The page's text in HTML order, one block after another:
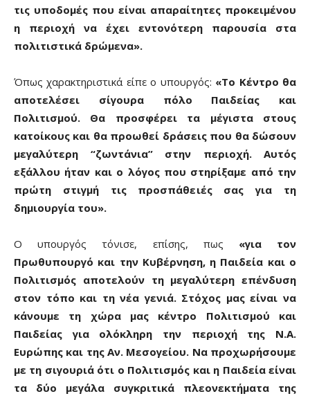
τις υποδομές που είναι απαραίτητες προκειμένου
η περιοχή να έχει εντονότερη παρουσία στα
πολιτιστικά δρώμενα».
Όπως χαρακτηριστικά είπε ο υπουργός: «Το Κέντρο θα
αποτελέσει σίγουρα πόλο Παιδείας και
Πολιτισμού. Θα προσφέρει τα μέγιστα στους
κατοίκους και θα προωθεί δράσεις που θα δώσουν
μεγαλύτερη “ζωντάνια” στην περιοχή. Αυτός
εξάλλου ήταν και ο λόγος που στηρίξαμε από την
πρώτη στιγμή τις προσπάθειές σας για τη
δημιουργία του».
O υπουργός τόνισε, επίσης, πως «για τον
Πρωθυπουργό και την Κυβέρνηση, η Παιδεία και ο
Πολιτισμός αποτελούν τη μεγαλύτερη επένδυση
στον τόπο και τη νέα γενιά. Στόχος μας είναι να
κάνουμε τη χώρα μας κέντρο Πολιτισμού και
Παιδείας για ολόκληρη την περιοχή της Ν.Α.
Ευρώπης και της Αν. Μεσογείου. Να προχωρήσουμε
με τη σιγουριά ότι ο Πολιτισμός και η Παιδεία είναι
τα δύο μεγάλα συγκριτικά πλεονεκτήματα της